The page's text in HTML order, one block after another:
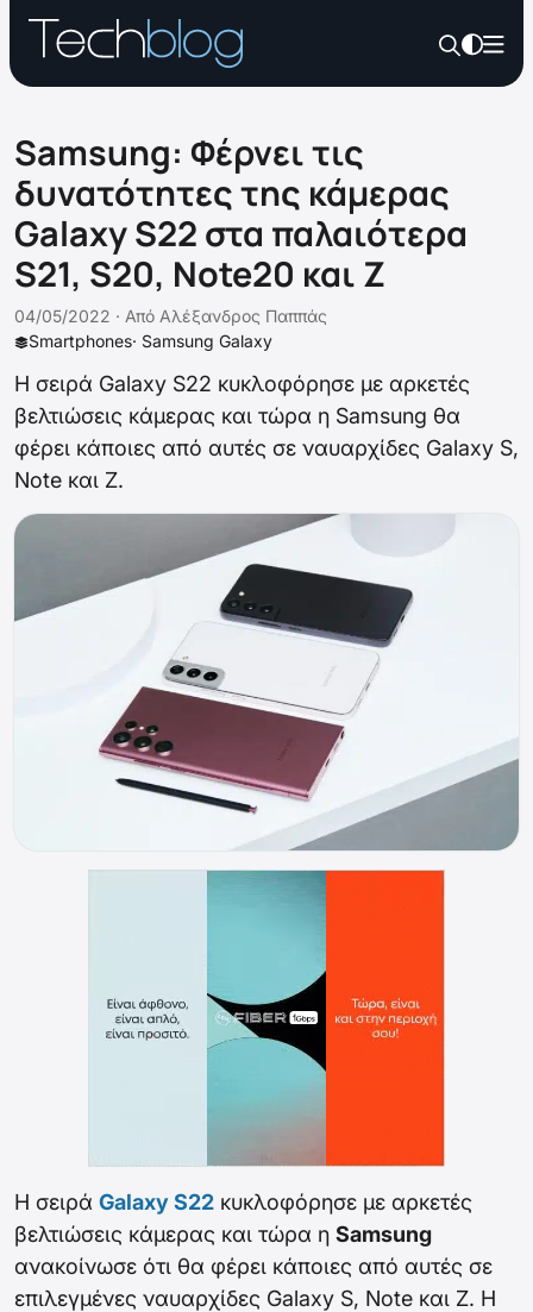
Samsung: Φέρνει τις
δυνατότητες της κάμερας
Galaxy S22 στα παλαιότερα
S21, S20, Note20 και Z
Smartphones· Samsung Galaxy
04/05/2022 · Από Αλέξανδρος Παππάς
Η σειρά Galaxy S22 κυκλοφόρησε με αρκετές
βελτιώσεις κάμερας και τώρα η Samsung θα
φέρει κάποιες από αυτές σε ναυαρχίδες Galaxy S,
Note και Z.
Η σειρά Galaxy S22 κυκλοφόρησε με αρκετές
βελτιώσεις κάμερας και τώρα η Samsung
ανακοίνωσε ότι θα φέρει κάποιες από αυτές σε
επιλεγμένες ναυαρχίδες Galaxy S, Note και Z. Η